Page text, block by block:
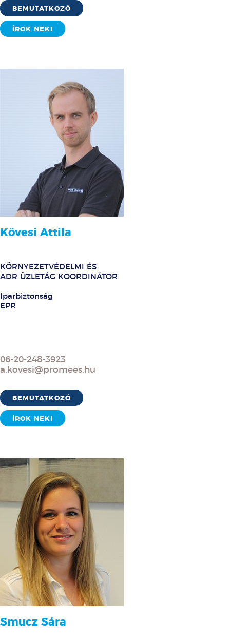
BEMUTATKOZÓ
ÍROK NEKI
Kövesi Attila
KÖRNYEZETVÉDELMI ÉS
ADR ÜZLETÁG KOORDINÁTOR
Iparbiztonság
EPR
06-20-248-3923
a.kovesi@promees.hu
BEMUTATKOZÓ
ÍROK NEKI
Smucz Sára